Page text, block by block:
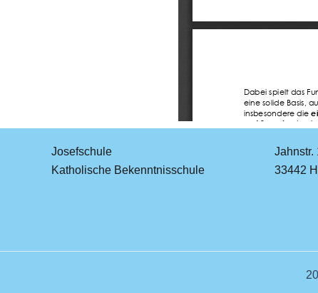
Josefschule
Katholische Bekenntnisschule
Jahnstr.
33442